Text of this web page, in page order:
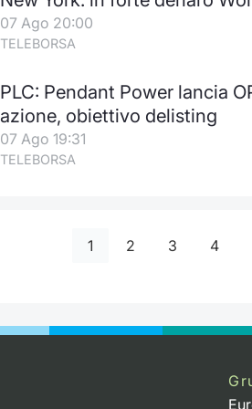
07 Ago 20:00
TELEBORSA
PLC: Pendant Power lancia
azione, obiettivo delisting
07 Ago 19:31
TELEBORSA
1 2 3 4